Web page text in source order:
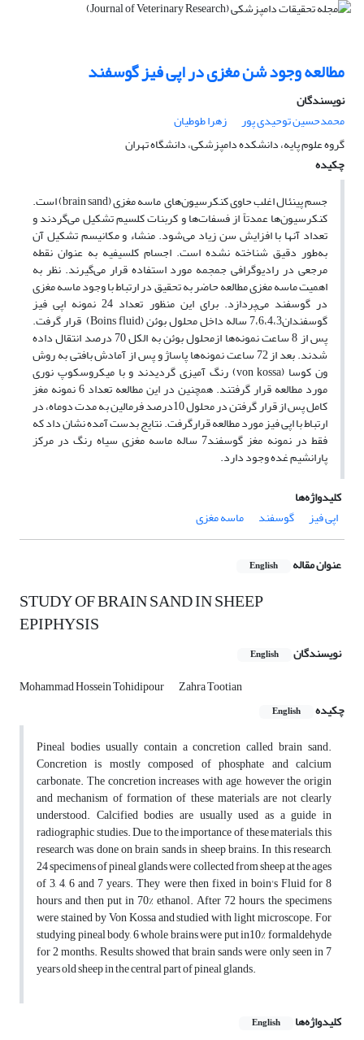
مطالعه وجود شن مغزی در اپی فیز گوسفند
نویسندگان
محمدحسین توحیدی پور
زهرا طوطیان
گروه علوم پایه، دانشکده دامپزشکی، دانشگاه تهران
چکیده
جسم پینئال اغلب حاوی کنکرسیون‌های ‌ ماسه مغزی ‌(brain sand) ‌است.
کنکرسیون‌ها عمدتاً از فسفات‌ها و کربنات کلسیم تشکیل می‌گردند و
تعداد آنها با افزایش سن زیاد می‌شود. منشاء و مکانیسم تشکیل آن
به‌طور دقیق شناخته نشده است. اجسام کلسیفیه به عنوان نقطه
مرجعی در رادیوگرافی جمجمه مورد استفاده قرار می‌گیرند. نظر به
اهمیت ماسه مغزی مطالعه حاضر به تحقیق در ارتباط با وجود ماسه مغزی
در گوسفند می‌پردازد. برای این منظور تعداد 24 نمونه اپی فیز
گوسفندان7،6،4،3 ساله داخل محلول بوئن (Boins fluid) ‌ قرار گرفت.
پس از 8 ساعت نمونه‌ها ازمحلول بوئن به الکل 70 درصد انتقال داده
شدند. بعد از 72 ساعت نمونه‌ها پاساژ و پس از آمادش بافتی به روش
ون کوسا (von kossa) ‌رنگ آمیزی گردیدند و با میکروسکوپ نوری
مورد مطالعه قرار گرفتند. همچنین در این مطالعه تعداد 6 نمونه مغز
کامل پس از قرار گرفتن در محلول 10درصد فرمالین به مدت دوماه، در
ارتباط با اپی فیز مورد مطالعه قرارگرفت. نتایج بدست آمده نشان داد که
فقط در نمونه مغز گوسفند7 ساله ماسه مغزی سیاه رنگ در مرکز
پارانشیم غده وجود دارد.‌ ‌ ‌ ‌
کلیدواژه‌ها
‌اپی فیز
گوسفند ماسه مغزی
عنوان مقاله English
STUDY OF BRAIN SAND IN SHEEP
EPIPHYSIS
نویسندگان English
Mohammad Hossein Tohidipour
Zahra Tootian
چکیده
English
Pineal bodies usually contain a concretion called brain sand.
Concretion is mostly composed of phosphate and calcium
carbonate. The concretion increases with age, however the origin
and mechanism of formation of these materials are not clearly
understood. Calcified bodies are usually used as a guide in
radiographic studies. Due to the importance of these materials, this
research was done on brain sands in sheep brains. In this research,
24 specimens of pineal glands were collected from sheep at the ages
of 3, 4, 6 and 7 years. They were then fixed in boin's Fluid for 8
hours and then put in 70% ethanol. After 72 hours, the specimens
were stained by Von Kossa and studied with light microscope. For
studying pineal body, 6 whole brains were put in10% formaldehyde
for 2 months. Results showed that brain sands were only seen in 7
years old sheep in the central part of pineal glands.
کلیدواژه‌ها English